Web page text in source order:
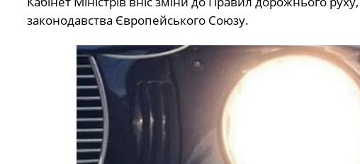
законодавства Європейського Союзу.